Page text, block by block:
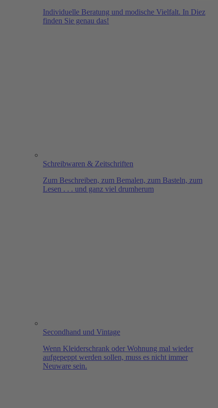
Individuelle Beratung und modische Vielfalt. In Diez
finden Sie genau das!
Schreibwaren & Zeitschriften
Zum Beschreiben, zum Bemalen, zum Basteln, zum
Lesen . . . und ganz viel drumherum
Secondhand und Vintage
Wenn Kleiderschrank oder Wohnung mal wieder
aufgepeppt werden sollen, muss es nicht immer
Neuware sein.